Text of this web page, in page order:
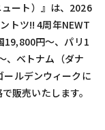
ート）』は、2026
トツ!! 4周年NEWT
19,800円〜、パリ1
、ベトナム（ダナ
ールデンウィークに
販売いたします。